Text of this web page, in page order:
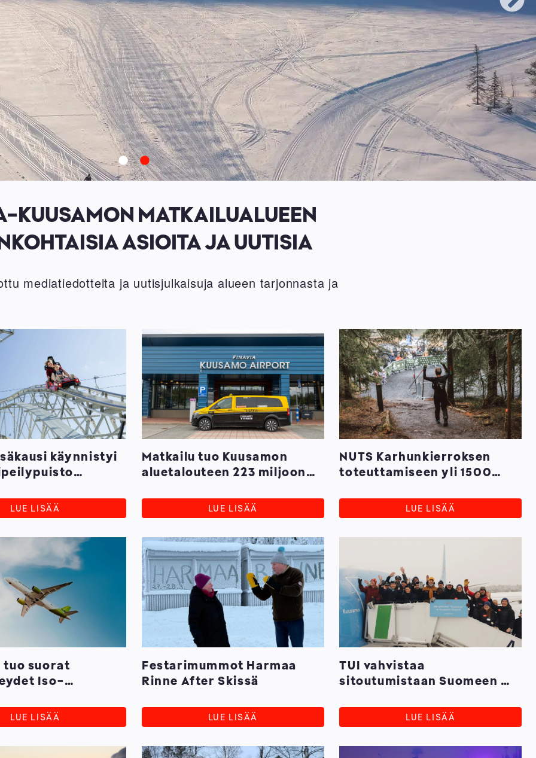
KUUSAMON MATKAILUALUEEN
ASIOITA JA UUTISIA
mediatiedotteita ja uutisjulkaisuja alueen tarjonnasta ja
käynnistyi
LUE LISÄÄ
Matkailu tuo Kuusamon
aluetalouteen 223 miljoonan
LUE LISÄÄ
NUTS Karhunkierroksen
toteuttamiseen yli 1500
kuusamolaisilta seuroilta
LUE LISÄÄ
suorat
Iso-
Kuusamoon
2026-2027
LUE LISÄÄ
Festarimummot Harmaa
Rinne After Skissä
LUE LISÄÄ
TUI vahvistaa
sitoutumistaan Suomeen –
”Kuusamo"LUE LISÄÄ